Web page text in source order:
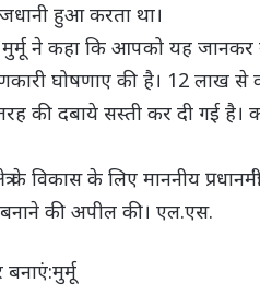
हुआ करता था।
मुर्मू ने कहा कि आपको यह
घोषणाए की है। 12 लाख
की दबाये सस्ती कर दी गई है।
के विकास के लिए माननीय
की अपील की। एल.एस.